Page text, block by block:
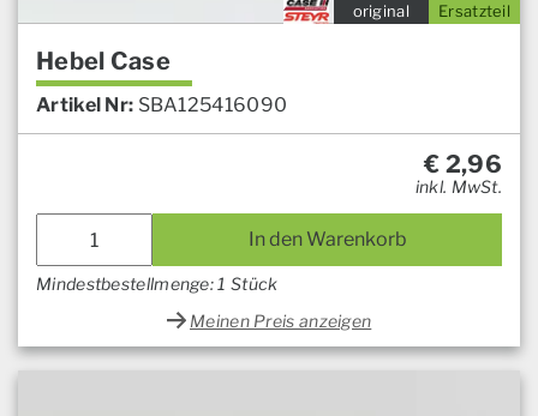
Ersatzteil
original
Hebel Case
Artikel Nr: SBA125416090
€ 2,96
inkl. MwSt.
In den Warenkorb
Mindestbestellmenge: 1 Stück
Meinen Preis anzeigen